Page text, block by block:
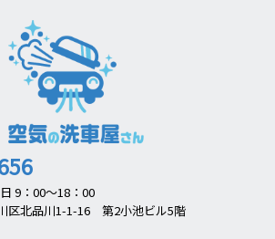
9：00～18：00
区北品川1-1-16 第2小池ビル5階